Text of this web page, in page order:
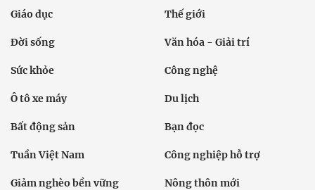
Giáo dục Thế giới
Đời sống Văn hóa - Giải trí
Sức khỏe Công nghệ
Ô tô xe máy Du lịch
Bất động sản Bạn đọc
Tuần Việt Nam Công nghiệp hỗ trợ
Giảm nghèo bền vững Nông thôn mới